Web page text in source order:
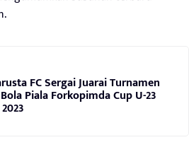
FC Sergai Juarai Turnamen
Piala Forkopimda Cup U-23